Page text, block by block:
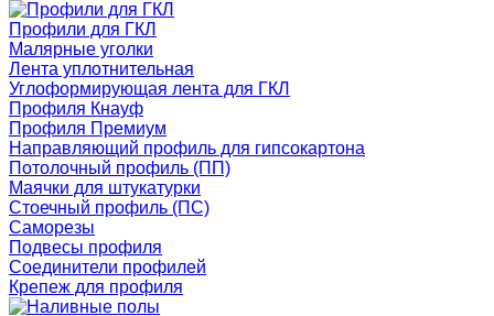
Профили для ГКЛ
Малярные уголки
Лента уплотнительная
Углоформирующая лента для ГКЛ
Профиля Кнауф
Профиля Премиум
Направляющий профиль для гипсокартона
Потолочный профиль (ПП)
Маячки для штукатурки
Стоечный профиль (ПС)
Саморезы
Подвесы профиля
Соединители профилей
Крепеж для профиля